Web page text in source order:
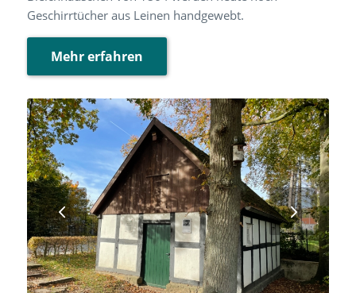
Geschirrtücher aus Leinen handgewebt.
Mehr erfahren
Weiter